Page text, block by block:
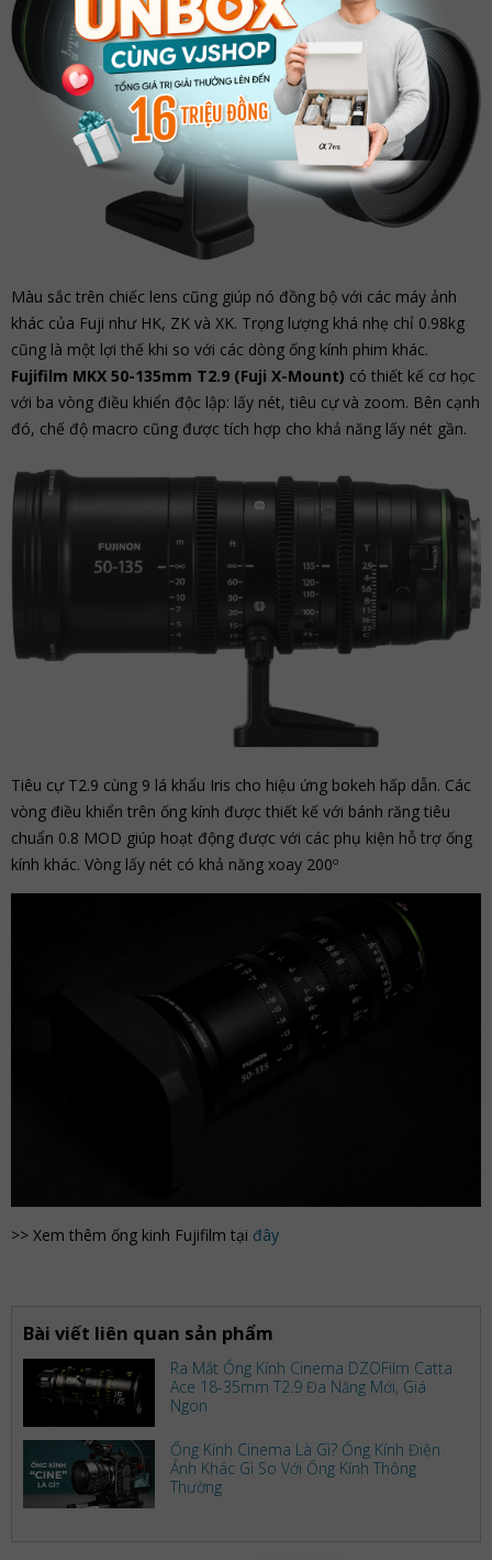
Màu sắc trên chiếc lens cũng giúp nó đồng bộ với các máy ảnh
khác của Fuji như HK, ZK và XK. Trọng lượng khá nhẹ chỉ 0.98kg
cũng là một lợi thế khi so với các dòng ống kính phim khác.
Fujifilm MKX 50-135mm T2.9 (Fuji X-Mount) có thiết kế cơ học
với ba vòng điều khiển độc lập: lấy nét, tiêu cự và zoom. Bên cạnh
đó, chế độ macro cũng được tích hợp cho khả năng lấy nét gần.
Tiêu cự T2.9 cùng 9 lá khẩu Iris cho hiệu ứng bokeh hấp dẫn. Các
vòng điều khiển trên ống kính được thiết kế với bánh răng tiêu
chuẩn 0.8 MOD giúp hoạt động được với các phụ kiện hỗ trợ ống
kính khác. Vòng lấy nét có khả năng xoay 200º
>> Xem thêm ống kinh Fujifilm tại đây
Bài viết liên quan sản phẩm
Ra Mắt Ống Kính Cinema DZOFilm Catta
Ace 18-35mm T2.9 Đa Năng Mới, Giá
Ngon
Ống Kính Cinema Là Gì? Ống Kính Điện
Ảnh Khác Gì So Với Ống Kính Thông
Thường